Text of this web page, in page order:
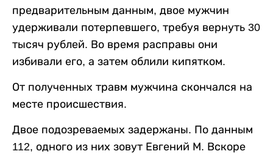
предварительным данным, двое мужчин
удерживали потерпевшего, требуя вернуть 30
тысяч рублей. Во время расправы они
избивали его, а затем облили кипятком.
От полученных травм мужчина скончался на
месте происшествия.
Двое подозреваемых задержаны. По данным
112, одного из них зовут Евгений М. Вскоре